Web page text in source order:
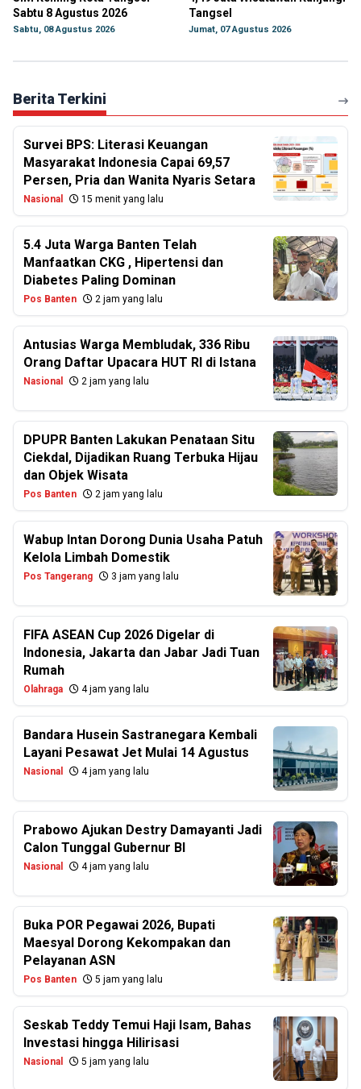
Sabtu 8 Agustus 2026
Sabtu, 08 Agustus 2026
Tangsel
Jumat, 07 Agustus 2026
Berita Terkini
Survei BPS: Literasi Keuangan
Masyarakat Indonesia Capai 69,57
Persen, Pria dan Wanita Nyaris Setara
Nasional 15 menit yang lalu
5.4 Juta Warga Banten Telah
Manfaatkan CKG , Hipertensi dan
Diabetes Paling Dominan
Pos Banten 2 jam yang lalu
Antusias Warga Membludak, 336 Ribu
Orang Daftar Upacara HUT RI di Istana
Nasional 2 jam yang lalu
DPUPR Banten Lakukan Penataan Situ
Ciekdal, Dijadikan Ruang Terbuka Hijau
dan Objek Wisata
Pos Banten 2 jam yang lalu
Wabup Intan Dorong Dunia Usaha Patuh
Kelola Limbah Domestik
Pos Tangerang 3 jam yang lalu
FIFA ASEAN Cup 2026 Digelar di
Indonesia, Jakarta dan Jabar Jadi Tuan
Rumah
Olahraga 4 jam yang lalu
Bandara Husein Sastranegara Kembali
Layani Pesawat Jet Mulai 14 Agustus
Nasional 4 jam yang lalu
Prabowo Ajukan Destry Damayanti Jadi
Calon Tunggal Gubernur BI
Nasional 4 jam yang lalu
Buka POR Pegawai 2026, Bupati
Maesyal Dorong Kekompakan dan
Pelayanan ASN
Pos Banten 5 jam yang lalu
Seskab Teddy Temui Haji Isam, Bahas
Investasi hingga Hilirisasi
Nasional 5 jam yang lalu